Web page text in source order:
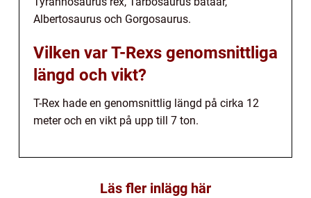
Albertosaurus och Gorgosaurus.
Vilken var T-Rexs genomsnittliga
längd och vikt?
T-Rex hade en genomsnittlig längd på cirka 12
meter och en vikt på upp till 7 ton.
Läs fler inlägg här